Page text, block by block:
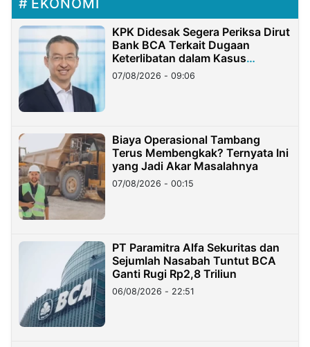
EKONOMI
KPK Didesak Segera Periksa Dirut
Bank BCA Terkait Dugaan
Keterlibatan dalam Kasus
Hilangnya Dana Nasabah Rp2,58
Miliar
07/08/2026 - 09:06
Biaya Operasional Tambang
Terus Membengkak? Ternyata Ini
yang Jadi Akar Masalahnya
07/08/2026 - 00:15
PT Paramitra Alfa Sekuritas dan
Sejumlah Nasabah Tuntut BCA
Ganti Rugi Rp2,8 Triliun
06/08/2026 - 22:51